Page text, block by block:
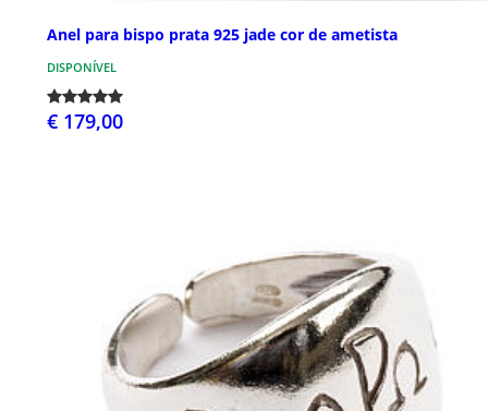
Anel para bispo prata 925 jade cor de ametista
DISPONÍVEL
€ 179,00